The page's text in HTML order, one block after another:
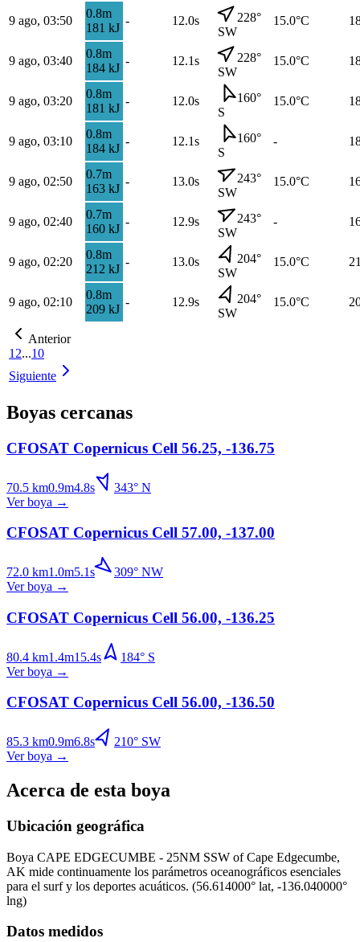
9 ago, 03:50
0.8m
181 kJ
- 12.0s 228°
SW
15.0°C
9 ago, 03:40
0.8m
184 kJ
- 12.1s 228°
SW
15.0°C
9 ago, 03:20
0.8m
181 kJ
- 12.0s 160°
S
15.0°C
9 ago, 03:10
0.8m
184 kJ
- 12.1s 160°
S
-
9 ago, 02:50
0.7m
163 kJ
- 13.0s 243°
SW
15.0°C
9 ago, 02:40
0.7m
160 kJ
- 12.9s 243°
SW
-
9 ago, 02:20
0.8m
212 kJ
- 13.0s 204°
SW
15.0°C
9 ago, 02:10
0.8m
209 kJ
- 12.9s 204°
SW
15.0°C
Anterior
1 2...10
Siguiente
Boyas cercanas
CFOSAT Copernicus Cell 56.25, -136.75
70.5 km0.9m4.8s 343° N
Ver boya →
CFOSAT Copernicus Cell 57.00, -137.00
72.0 km1.0m5.1s 309° NW
Ver boya →
CFOSAT Copernicus Cell 56.00, -136.25
80.4 km1.4m15.4s 184° S
Ver boya →
CFOSAT Copernicus Cell 56.00, -136.50
85.3 km0.9m6.8s 210° SW
Ver boya →
Acerca de esta boya
Ubicación geográfica
Boya CAPE EDGECUMBE - 25NM SSW of Cape Edgecumbe,
AK mide continuamente los parámetros oceanográficos esenciales
para el surf y los deportes acuáticos. (56.614000° lat, -136.040000°
lng)
Datos medidos